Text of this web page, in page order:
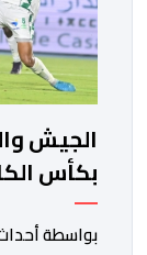
الجيش
بكأس
بواسطة